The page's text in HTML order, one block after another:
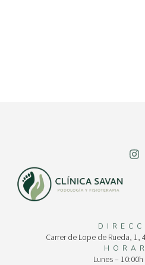
Carrer de Lope de Rueda, 1,
Lunes –